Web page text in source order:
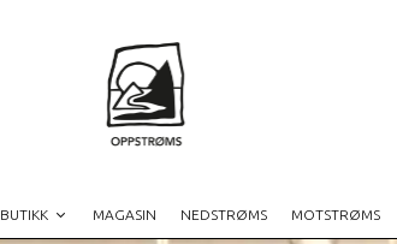
BUTIKK MAGASIN NEDSTRØMS MOTSTRØMS